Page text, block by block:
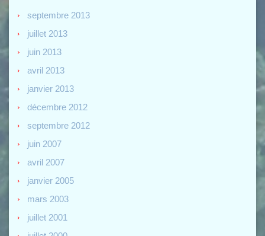
septembre 2013
juillet 2013
juin 2013
avril 2013
janvier 2013
décembre 2012
septembre 2012
juin 2007
avril 2007
janvier 2005
mars 2003
juillet 2001